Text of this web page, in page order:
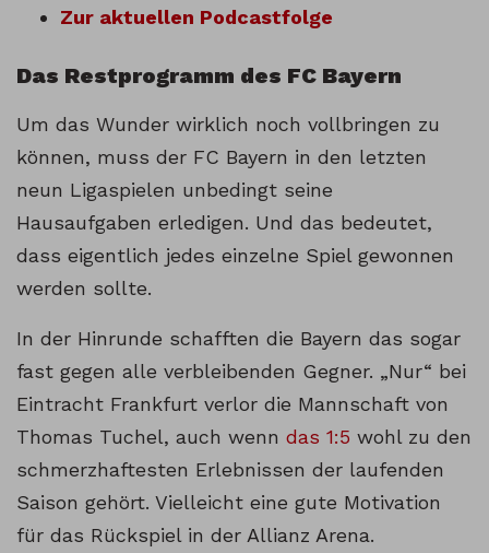
Zur aktuellen Podcastfolge
Das Restprogramm des FC Bayern
Um das Wunder wirklich noch vollbringen zu
können, muss der FC Bayern in den letzten
neun Ligaspielen unbedingt seine
Hausaufgaben erledigen. Und das bedeutet,
dass eigentlich jedes einzelne Spiel gewonnen
werden sollte.
In der Hinrunde schafften die Bayern das sogar
fast gegen alle verbleibenden Gegner. „Nur“ bei
Eintracht Frankfurt verlor die Mannschaft von
Thomas Tuchel, auch wenn das 1:5 wohl zu den
schmerzhaftesten Erlebnissen der laufenden
Saison gehört. Vielleicht eine gute Motivation
für das Rückspiel in der Allianz Arena.